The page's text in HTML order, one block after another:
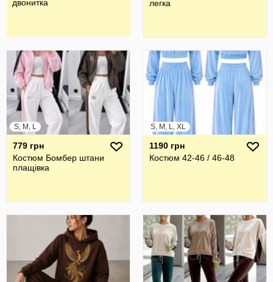
двонитка
легка
S, M, L
779 грн
Костюм Бомбер штани
плащівка
S, M, L, XL
1190 грн
Костюм 42-46 / 46-48